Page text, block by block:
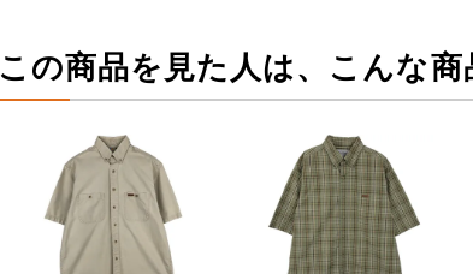
この商品を見た人は、こんな